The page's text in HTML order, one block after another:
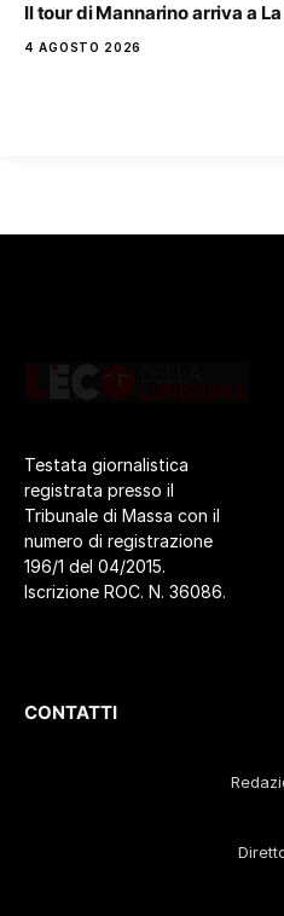
Il tour di Mannarino arriva a
4 AGOSTO 2026
Testata giornalistica
registrata presso il
Tribunale di Massa con il
numero di registrazione
196/1 del 04/2015.
Iscrizione ROC. N. 36086.
CONTATTI